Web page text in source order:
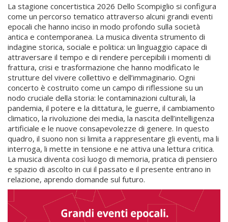
La stagione concertistica 2026 Dello Scompiglio si configura
come un percorso tematico attraverso alcuni grandi eventi
epocali che hanno inciso in modo profondo sulla società
antica e contemporanea. La musica diventa strumento di
indagine storica, sociale e politica: un linguaggio capace di
attraversare il tempo e di rendere percepibili i momenti di
frattura, crisi e trasformazione che hanno modificato le
strutture del vivere collettivo e dell’immaginario. Ogni
concerto è costruito come un campo di riflessione su un
nodo cruciale della storia: le contaminazioni culturali, la
pandemia, il potere e la dittatura, le guerre, il cambiamento
climatico, la rivoluzione dei media, la nascita dell’intelligenza
artificiale e le nuove consapevolezze di genere. In questo
quadro, il suono non si limita a rappresentare gli eventi, ma li
interroga, li mette in tensione e ne attiva una lettura critica.
La musica diventa così luogo di memoria, pratica di pensiero
e spazio di ascolto in cui il passato e il presente entrano in
relazione, aprendo domande sul futuro.